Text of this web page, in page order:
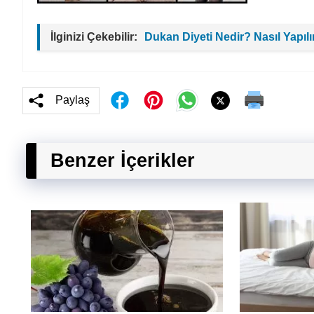
İlginizi Çekebilir: Dukan Diyeti Nedir? Nasıl
Paylaş
Benzer İçerikler